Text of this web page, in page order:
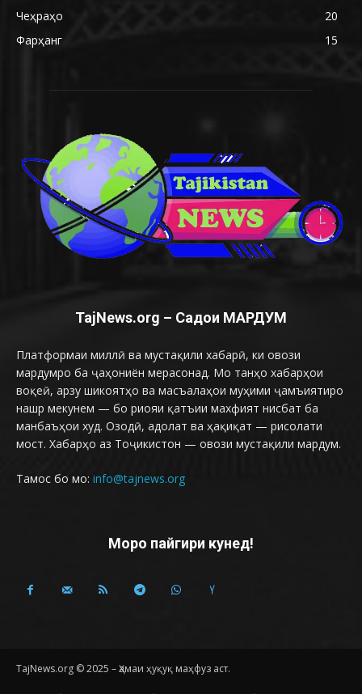
Чеҳраҳо
20
Фарҳанг
15
TajNews.org – Садои МАРДУМ
Платформаи миллӣ ва мустақили хабарӣ, ки овози
мардумро ба ҷаҳониён мерасонад. Мо танҳо хабарҳои
воқеӣ, арзу шикоятҳо ва масъалаҳои муҳими ҷамъиятиро
нашр мекунем — бо риояи қатъии махфият нисбат ба
манбаъҳои худ. Озодӣ, адолат ва ҳақиқат — рисолати
мост. Хабарҳо аз Тоҷикистон — овози мустақили мардум.
Тамос бо мо: info@tajnews.org
Моро пайгири кунед!
TajNews.org © 2025 – Ҳамаи ҳуқуқ маҳфуз аст.